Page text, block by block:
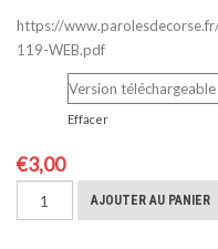
de
€3,00
https://
119-WEB.pdf
Effacer
€3,00
de
AJOUTER AU PANIER